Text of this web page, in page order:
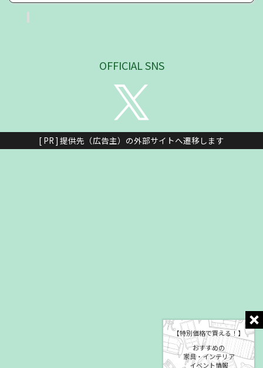
【特別価格で買える！】
おすすめの
家具・インテリア
イベント情報
OFFICIAL SNS
[ PR ] 提供先（広告主）の外部サイトへ遷移します